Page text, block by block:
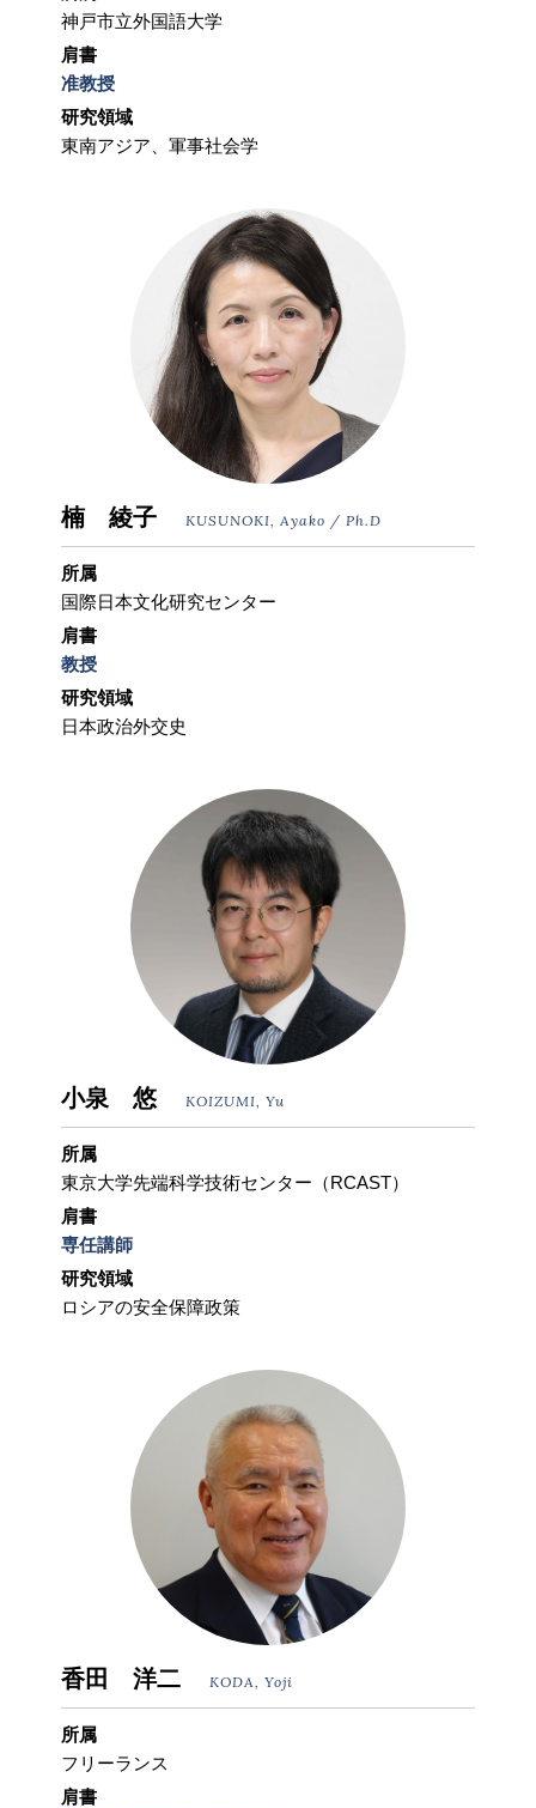
神戸市立外国語大学
肩書
准教授
研究領域
東南アジア、軍事社会学
楠 綾子 KUSUNOKI, Ayako / Ph.D
所属
国際日本文化研究センター
肩書
教授
研究領域
日本政治外交史
小泉 悠 KOIZUMI, Yu
所属
東京大学先端科学技術センター（RCAST）
肩書
専任講師
研究領域
ロシアの安全保障政策
香田 洋二 KODA, Yoji
所属
フリーランス
肩書